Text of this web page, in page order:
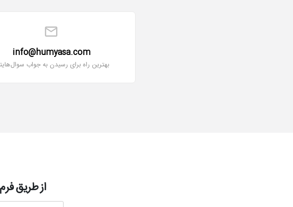
info@humyasa.com
بهترین راه برای رسیدن به جواب
از طریق